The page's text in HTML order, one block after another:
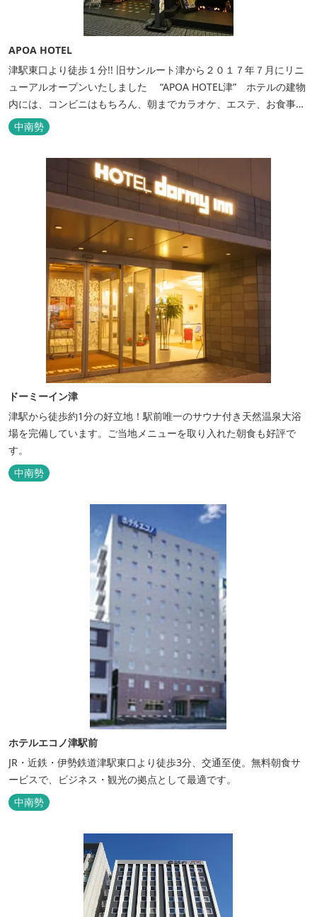
APOA HOTEL
津駅東口より徒歩１分!! 旧サンルート津から２０１７年７月にリニ
ューアルオープンいたしました “APOA HOTEL津” ホテルの建物
内には、コンビニはもちろん、朝までカラオケ、エステ、お食事も
いろいろなジャンルが楽しめます。 ホテル内施設 地下…創作料
理“舞の華” 居酒屋“風の蔵人” 居酒屋“居酒屋ならここが安いぜっ”
中南勢
ドーミーイン津
津駅から徒歩約1分の好立地！駅前唯一のサウナ付き天然温泉大浴
場を完備しています。ご当地メニューを取り入れた朝食も好評で
す。
中南勢
ホテルエコノ津駅前
JR・近鉄・伊勢鉄道津駅東口より徒歩3分、交通至使。無料朝食サ
ービスで、ビジネス・観光の拠点として最適です。
中南勢